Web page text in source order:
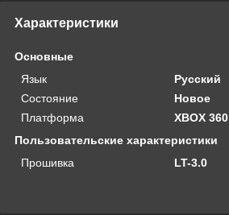
Характеристики
Основные
Язык
Русский
Состояние
Новое
Платформа
XBOX 360
Пользовательские характеристики
Прошивка
LT-3.0